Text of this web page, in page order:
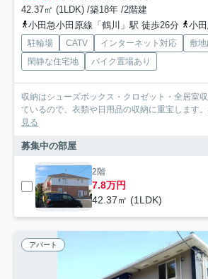
42.37㎡ (1LDK) /築18年 /2階建
小田急小田原線「鶴川」駅 徒歩26分
小田急
駐輪場 CATV インターネット対応
敷
閑静な住宅地
バイク置場あり
収納はシューズボックス・クロゼット・全居室
ているので、衣類や日用品の収納に重宝します
見る
募集中の部屋
2階
7.8万円
42.37㎡ (1LDK)
アパート